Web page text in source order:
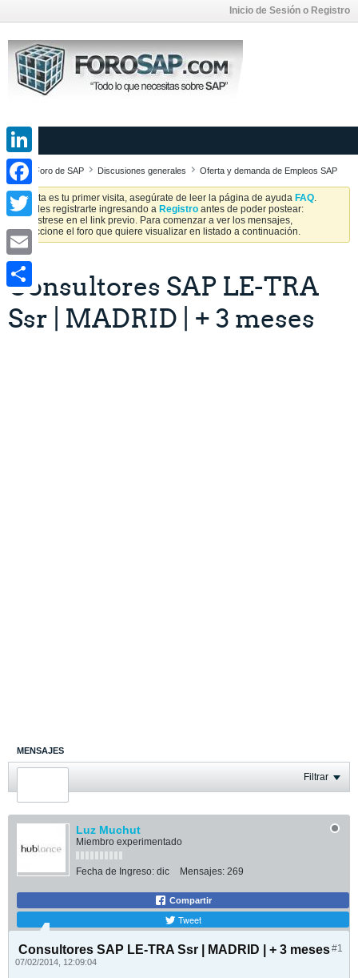
Inicio de Sesión o Registro
Foro de SAP Discusiones generales Oferta y demanda de Empleos SAP
Si esta es tu primer visita, asegúrate de leer la página de ayuda FAQ.
Puedes registrarte ingresando a Registro antes de poder postear:
Regístrese en el link previo. Para comenzar a ver los mensajes,
seleccione el foro que quiere visualizar en listado a continuación.
Consultores SAP LE-TRA
Ssr | MADRID | + 3 meses
MENSAJES
ÚLTIMA ACTIVIDAD Filtrar
Luz Muchut
Miembro experimentado
Fecha de Ingreso: dic Mensajes: 269
Compartir
Tweet
#1
Consultores SAP LE-TRA Ssr | MADRID | + 3 meses
07/02/2014, 12:09:04
LinkedIn
Facebook
Twitter
Email